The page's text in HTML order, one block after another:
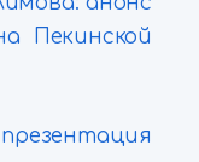
Пекинской